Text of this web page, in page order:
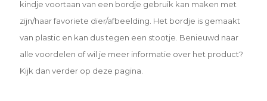
kindje voortaan van een bordje gebruik kan maken met
zijn/haar favoriete dier/afbeelding. Het bordje is gemaakt
van plastic en kan dus tegen een stootje. Benieuwd naar
alle voordelen of wil je meer informatie over het product?
Kijk dan verder op deze pagina.